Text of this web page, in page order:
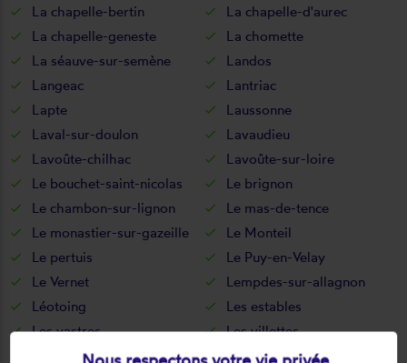
La chapelle-bertin
La chapelle-d'aurec
La chapelle-geneste
La chomette
La séauve-sur-semène
Landos
Langeac
Lantriac
Lapte
Laussonne
Laval-sur-doulon
Lavaudieu
Lavoûte-chilhac
Lavoûte-sur-loire
Le bouchet-saint-nicolas
Le brignon
Le chambon-sur-lignon
Le mas-de-tence
Le monastier-sur-gazeille
Le Monteil
Le pertuis
Le Puy-en-Velay
Le Vernet
Lempdes-sur-allagnon
Léotoing
Les estables
Les vastres
Les villettes
Lorlanges